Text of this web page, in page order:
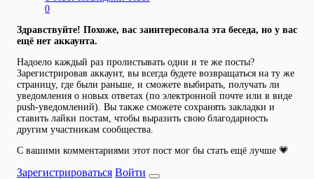
0
Здравствуйте! Похоже, вас заинтересовала эта беседа, но у вас
ещё нет аккаунта.
Надоело каждый раз пролистывать одни и те же посты?
Зарегистрировав аккаунт, вы всегда будете возвращаться на ту же
страницу, где были раньше, и сможете выбирать, получать ли
уведомления о новых ответах (по электронной почте или в виде
push-уведомлений). Вы также сможете сохранять закладки и
ставить лайки постам, чтобы выразить свою благодарность
другим участникам сообщества.
С вашими комментариями этот пост мог бы стать ещё лучше 💗
Зарегистрироваться Войти